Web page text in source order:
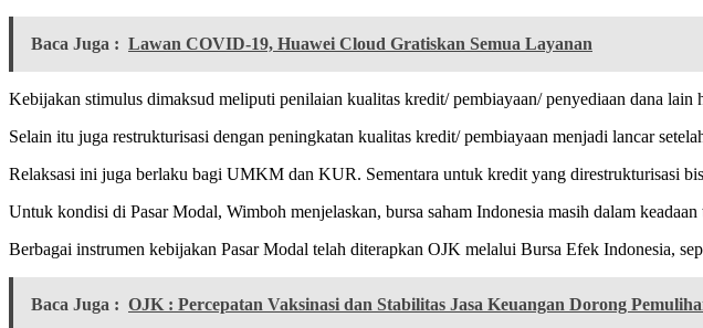
Baca Juga : Lawan COVID-19, Huawei Cloud Gratiskan Semua Layanan
Kebijakan stimulus dimaksud meliputi penilaian kualitas kredit/ pembiayaan/ penyediaan dana
Selain itu juga restrukturisasi dengan peningkatan kualitas kredit/ pembiayaan menjadi lancar
Relaksasi ini juga berlaku bagi UMKM dan KUR. Sementara untuk kredit yang direstrukturisasi
Untuk kondisi di Pasar Modal, Wimboh menjelaskan, bursa saham Indonesia masih dalam
Berbagai instrumen kebijakan Pasar Modal telah diterapkan OJK melalui Bursa Efek Indonesia,
Baca Juga : OJK : Percepatan Vaksinasi dan Stabilitas Jasa Keuangan Dorong